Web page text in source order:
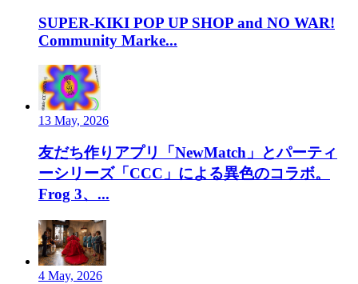
SUPER-KIKI POP UP SHOP and NO WAR!
Community Marke...
13 May, 2026
友だち作りアプリ「NewMatch」とパーティ
ーシリーズ「CCC」による異色のコラボ。
Frog 3、...
4 May, 2026